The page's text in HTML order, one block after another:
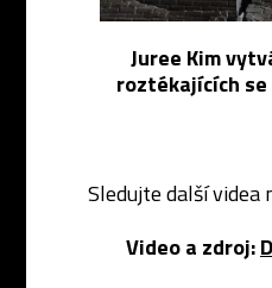
Juree Kim
roztékajících
Sledujte další videa
Video a zdroj: